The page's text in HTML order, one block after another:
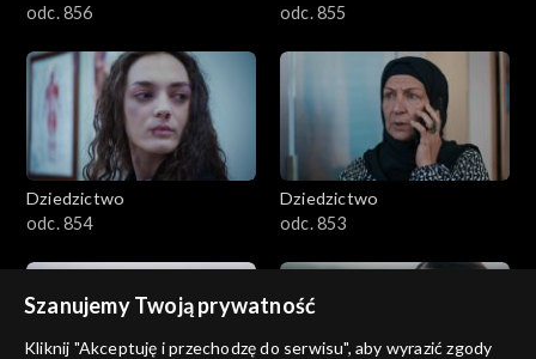
odc. 856
odc. 855
Dziedzictwo
odc. 854
Dziedzictwo
odc. 853
Szanujemy Twoją prywatność
Kliknij "Akceptuję i przechodzę do serwisu", aby wyrazić zgody